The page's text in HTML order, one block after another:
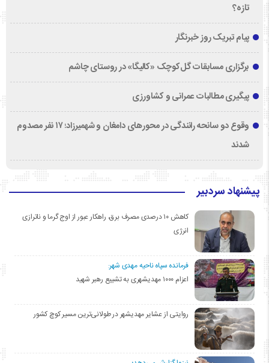
تازه؟
پیام تبریک روز خبرنگار
برگزاری مسابقات گل‌کوچک «کالیگا» در روستای چاشم
پیگیری مطالبات عمرانی و کشاورزی
وقوع دو سانحه رانندگی در محورهای دامغان و شهمیرزاد؛ ۱۷ نفر مصدوم
شدند
پیشنهاد سردبیر
کاهش ۱۰ درصدی مصرف برق، راهکار عبور از اوج گرما و ناترازی
انرژی
فرمانده سپاه ناحیه مهدی شهر:
اعزام ۱۰۰۰ مهدیشهری به تشییع رهبر شهید
روایتی از عشایر مهدیشهر در طولانی‌ترین مسیر کوچ کشور